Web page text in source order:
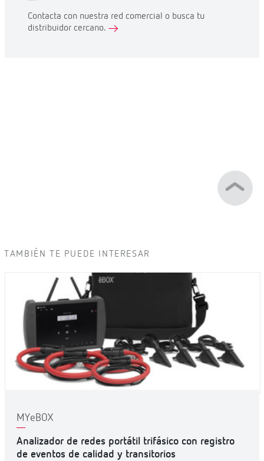
Contacta con nuestra red comercial o busca tu
distribuidor cercano.
TAMBIÉN TE PUEDE INTERESAR
MYeBOX
Analizador de redes portátil trifásico con registro
de eventos de calidad y transitorios